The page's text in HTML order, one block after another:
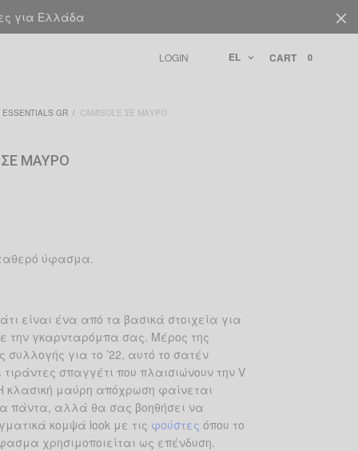
για Ελλάδα
LOGIN EL CART 0
ESSENTIALS GR / CAMISOLE ΣΕ ΜΑΎΡΟ
ΣΕ ΜΑΎΡΟ
ύφασμα.
είναι ένα από τα βασικά στοιχεία για
την γκαρνταρόμπα σας. Μέρος της
συλλογής για το ’22, αυτό το σατέν
τιράντες σπαγγέτι που πλαισιώνουν την V
κλασική μαύρη απόχρωση φαίνεται
πάντα, αλλά θα σας βοηθήσει να
κομψά look με τις φούστες όπου το
χρησιμοποιείται ως επένδυση.